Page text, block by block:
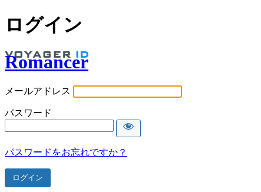
ログイン
Romancer
メールアドレス
パスワード
パスワードをお忘れですか？